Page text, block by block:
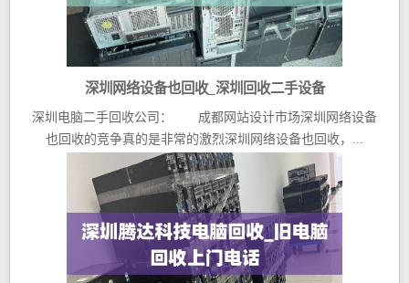
深圳网络设备也回收_深圳回收二手设备
深圳电脑二手回收公司： 成都网站设计市场深圳网络设备
也回收的竞争真的是非常的激烈深圳网络设备也回收，...